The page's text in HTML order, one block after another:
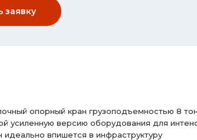
заявку
опорный кран грузоподъемностью 8
усиленную версию оборудования для
идеально впишется в инфраструктуру